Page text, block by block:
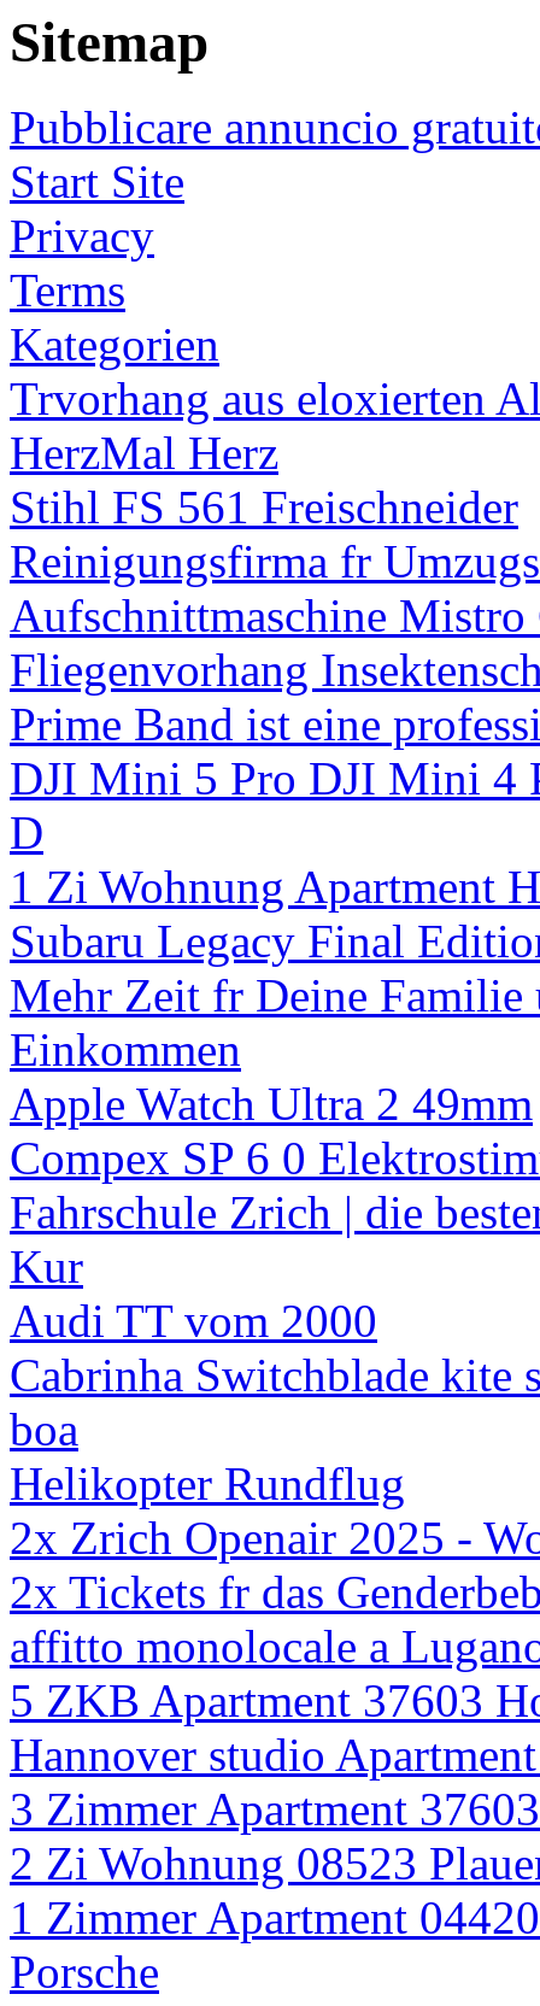
Sitemap
Pubblicare annuncio
Start Site
Privacy
Terms
Kategorien
Trvorhang aus eloxierten
HerzMal Herz
Stihl FS 561 Freischneider
Reinigungsfirma fr
Aufschnittmaschine Mistro
Fliegenvorhang
Prime Band ist eine
DJI Mini 5 Pro DJI Mini 4
D
1 Zi Wohnung Apartment
Subaru Legacy Final
Mehr Zeit fr Deine Familie
Einkommen
Apple Watch Ultra 2 49mm
Compex SP 6 0
Fahrschule Zrich | die
Kur
Audi TT vom 2000
Cabrinha Switchblade kite
boa
Helikopter Rundflug
2x Zrich Openair 2025 -
2x Tickets fr das
affitto monolocale a
5 ZKB Apartment 37603
Hannover studio
3 Zimmer Apartment
2 Zi Wohnung 08523
1 Zimmer Apartment
Porsche